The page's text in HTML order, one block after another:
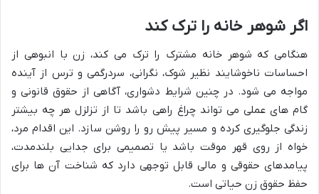
اگر شوهر خانه را ترک کند
هنگامی که شوهر خانه مشترک را ترک می کند، زن با انبوهی از
احساسات ناخوشایند نظیر شوک، نگرانی، سردرگمی و ترس از آینده
مواجه می شود. در چنین شرایط دشواری، آگاهی از حقوق قانونی و
گام های عملی می تواند چراغ راهی باشد تا از تزلزل هر چه بیشتر
زندگی جلوگیری کرده و مسیر پیش رو را روشن سازد. این اقدام مرد،
خواه از روی قهر موقت باشد یا تصمیمی برای جدایی بلندمدت،
پیامدهای حقوقی و مالی قابل توجهی دارد که شناخت آن ها برای
حفظ حقوق زن حیاتی است.